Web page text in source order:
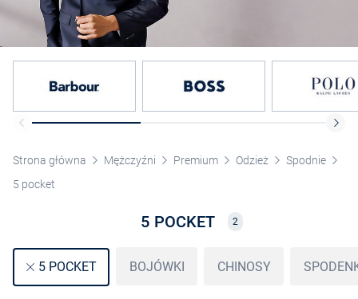
Strona główna Mężczyźni Premium Odzież
Spodnie
5 pocket
5 POCKET 2
5 POCKET BOJÓWKI CHINOSY